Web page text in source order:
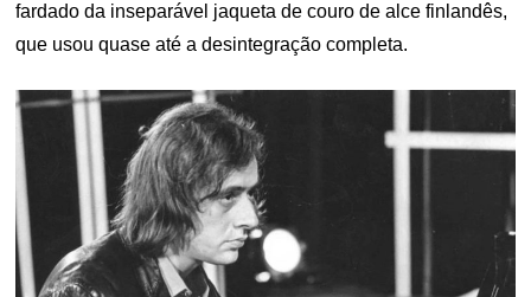
fardado da inseparável jaqueta de couro de alce finlandês,
que usou quase até a desintegração completa.